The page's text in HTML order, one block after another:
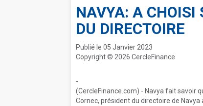
NAVYA: A CHOISI
DU DIRECTOIRE
Publié le 05 Janvier 2023
Copyright © 2026 CercleFinance
-
(CercleFinance.com) - Navya fait savoir
Cornec, président du directoire de